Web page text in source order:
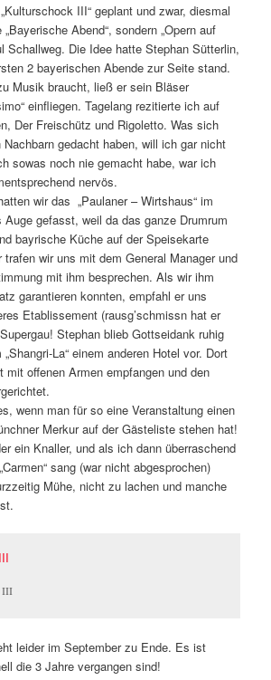
III“ geplant und zwar, diesmal
Abend“, sondern „Opern auf
Schallweg. Die Idee hatte Stephan Sütterlin,
2 bayerischen Abende zur Seite stand.
Musik braucht, ließ er sein Bläser
einfliegen. Tagelang rezitierte ich auf
Der Freischütz und Rigoletto. Was sich
gedacht haben, will ich gar nicht
sowas noch nie gemacht habe, war ich
nervös.
wir das „Paulaner – Wirtshaus“ im
gefasst, weil da das ganze Drumrum
bayrische Küche auf der Speisekarte
wir uns mit dem General Manager und
mit ihm besprechen. Als wir ihm
garantieren konnten, empfahl er uns
Etablissement (rausg’schmissn hat er
Stephan blieb Gottseidank ruhig
La“ einem anderen Hotel vor. Dort
mit offenen Armen empfangen und den
wenn man für so eine Veranstaltung einen
Merkur auf der Gästeliste stehen hat!
ein Knaller, und als ich dann überraschend
sang (war nicht abgesprochen)
Mühe, nicht zu lachen und manche
III
leider im September zu Ende. Es ist
die 3 Jahre vergangen sind!